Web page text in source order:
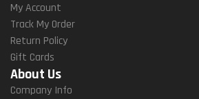
My Account
Track My Order
Return Policy
Gift Cards
About Us
Company Info